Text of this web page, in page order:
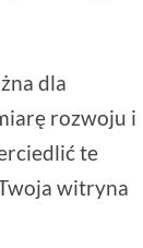
dla
rozwoju i
te
witryna